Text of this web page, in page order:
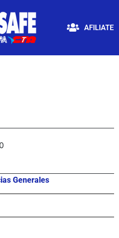
AFILIATE
Generales